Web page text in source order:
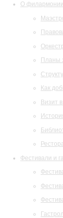
О филармонии
Планы
Как
Визит
Фестивали и